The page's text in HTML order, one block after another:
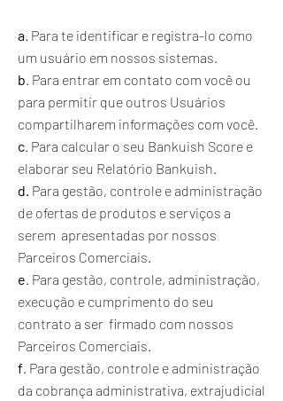
a. Para te identificar e registra-lo como
um usuário em nossos sistemas.
b. Para entrar em contato com você ou
para permitir que outros Usuários
compartilharem informações com você.
c. Para calcular o seu Bankuish Score e
elaborar seu Relatório Bankuish.
d. Para gestão, controle e administração
de ofertas de produtos e serviços a
serem apresentadas por nossos
Parceiros Comerciais.
e. Para gestão, controle, administração,
execução e cumprimento do seu
contrato a ser firmado com nossos
Parceiros Comerciais.
f. Para gestão, controle e administração
da cobrança administrativa, extrajudicial